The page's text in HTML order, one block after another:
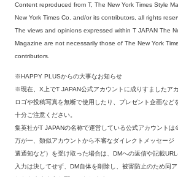
Content reproduced from T, The New York Times Style
New York Times Co. and/or its contributors, all rights
The views and opinions expressed within T JAPAN The
Magazine are not necessarily those of The New York
contributors.
※HAPPY PLUSからの大事なお知らせ
※現在、X上でT JAPAN公式アカウントに成りすましたア
ロゴや投稿写真を無断で使用したり、プレゼント企画など
十分ご注意ください。
集英社がT JAPANの名称で運営している公式アカウントは
万が一、類似アカウントから不審なダイレクトメッセージ
選通知など）を受け取った場合は、DMへの返信や記載
入力は決してせず、DM自体を削除し、被害防止のため同